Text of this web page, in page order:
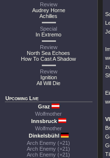
Review
Audrey Horne
Achilles
Special
In Extremo
Review
North Sea Echoes
How To Cast A Shadow
Review
Ignition
All Will Die
Upcoming Live
Graz
Wolfmother
Innsbruck
Wolfmother
Dinkelsbühl
Arch Enemy (+21)
Arch Enemy (+21)
Arch Enemy (+21)